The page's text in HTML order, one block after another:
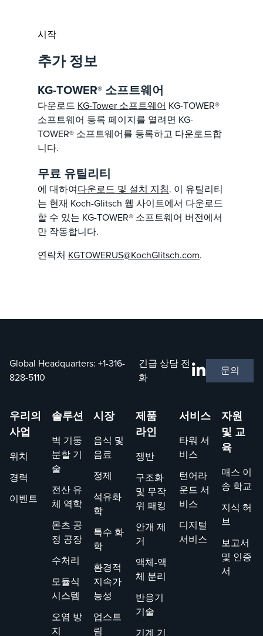
시작
추가 정보
KG-TOWER® 소프트웨어
다운로드 KG-Tower 소프트웨어 KG-TOWER®
소프트웨어 등록 페이지를 열려면 KG-
TOWER® 소프트웨어를 등록하고 다운로드합
니다.
무료 유틸리티
에 대하여다운로드 및 설치 지침. 이 유틸리티
는 현재 Koch-Glitsch 웹 사이트에서 다운로드
할 수 있는 KG-TOWER® 소프트웨어 버전에서
만 작동합니다.
연락처 KGTOWERUS@KochGlitsch.com.
Global Headquarters: +1-316-
828-5110
긴급 상담 전
화
문의
우리의
사업
위치
경력
이벤트
솔루션
벽 기둥
분할 기
술
전산 유
체 역학
몬츠 공
정 공장
수처리
모듈식
시스템
오염 방
지
시장
음식 및
음료
정제
석유화
학
특수 화
학
환경적
지속가
능성
업스트
림
제품
라인
쟁반
구조화
및 무작
위 패킹
안개 제
거
액체-액
체 분리
반응기
기술
기계 기
서비스
타워 서
비스
턴어라
운드 서
비스
디지털
서비스
자원
및 교
육
매스 이
송 학교
지식 허
브
보고서
및 인증
서